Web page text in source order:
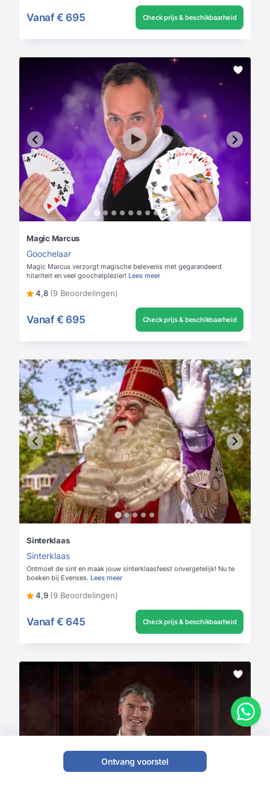
Vanaf € 695 Check prijs & beschikbaarheid
Magic Marcus
Goochelaar
Magic Marcus verzorgt magische belevenis met gegarandeerd
hilariteit en veel goochelplezier! Lees meer
4,8 (9 Beoordelingen)
Vanaf € 695 Check prijs & beschikbaarheid
Sinterklaas
Sinterklaas
Ontmoet de sint en maak jouw sinterklaasfeest onvergetelijk! Nu te
boeken bij Evenses. Lees meer
4,9 (9 Beoordelingen)
Vanaf € 645 Check prijs & beschikbaarheid
Ontvang voorstel